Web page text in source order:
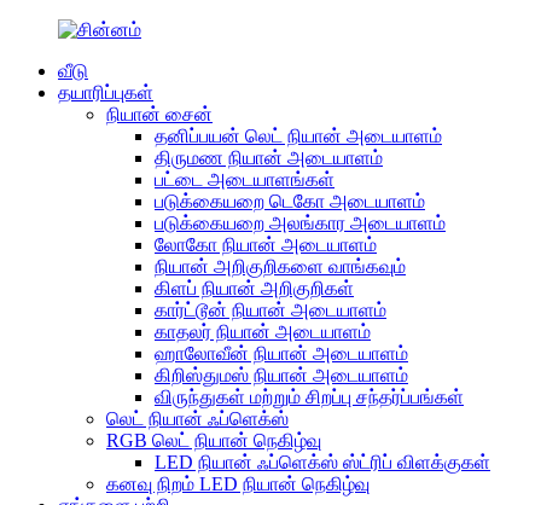
வீடு
தயாரிப்புகள்
நியான் சைன்
தனிப்பயன் லெட் நியான் அடையாளம்
திருமண நியான் அடையாளம்
பட்டை அடையாளங்கள்
படுக்கையறை டெகோ அடையாளம்
படுக்கையறை அலங்கார அடையாளம்
லோகோ நியான் அடையாளம்
நியான் அறிகுறிகளை வாங்கவும்
கிளப் நியான் அறிகுறிகள்
கார்ட்டூன் நியான் அடையாளம்
காதலர் நியான் அடையாளம்
ஹாலோவீன் நியான் அடையாளம்
கிறிஸ்துமஸ் நியான் அடையாளம்
விருந்துகள் மற்றும் சிறப்பு சந்தர்ப்பங்கள்
லெட் நியான் ஃப்ளெக்ஸ்
RGB லெட் நியான் நெகிழ்வு
LED நியான் ஃப்ளெக்ஸ் ஸ்ட்ரிப் விளக்குகள்
கனவு நிறம் LED நியான் நெகிழ்வு